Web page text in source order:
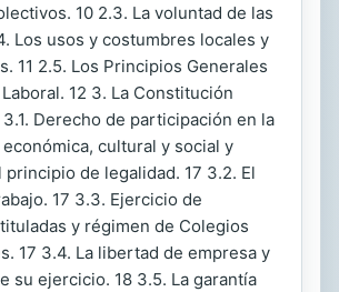
10 2.3. La voluntad de las
Los usos y costumbres locales y
11 2.5. Los Principios Generales
12 3. La Constitución
3.1. Derecho de participación en la
cultural y social y
principio de legalidad. 17 3.2. El
17 3.3. Ejercicio de
y régimen de Colegios
17 3.4. La libertad de empresa y
su ejercicio. 18 3.5. La garantía